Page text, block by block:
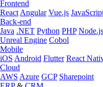
Frontend
React Angular Vue.js
Back-end
Java .NET Python PHP Node.js
Unreal Engine Cobol
Mobile
iOS Android Flutter React
Cloud
AWS Azure GCP Sharepoint